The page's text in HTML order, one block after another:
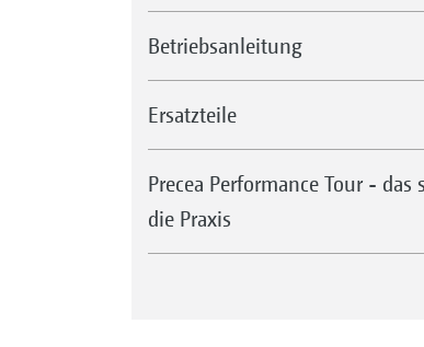
Betriebsanleitung
Ersatzteile
Precea Performance Tour - das
die Praxis